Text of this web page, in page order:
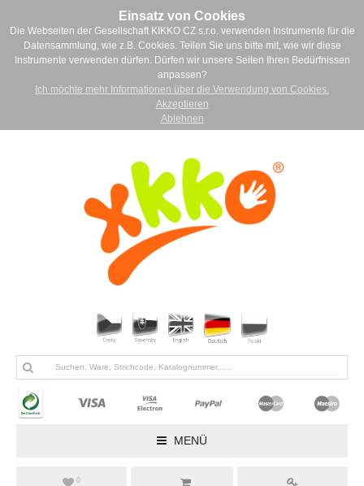
Einsatz von Cookies
Die Webseiten der Gesellschaft KIKKO CZ s.r.o. verwenden Instrumente für die
Datensammlung, wie z.B. Cookies. Teilen Sie uns bitte mit, wie wir diese
Instrumente verwenden dürfen. Dürfen wir unsere Seiten Ihren Bedürfnissen
anpassen?
Ich möchte mehr Informationen über die Verwendung von Cookies.
Akzeptieren
Ablehnen
MENÜ
0